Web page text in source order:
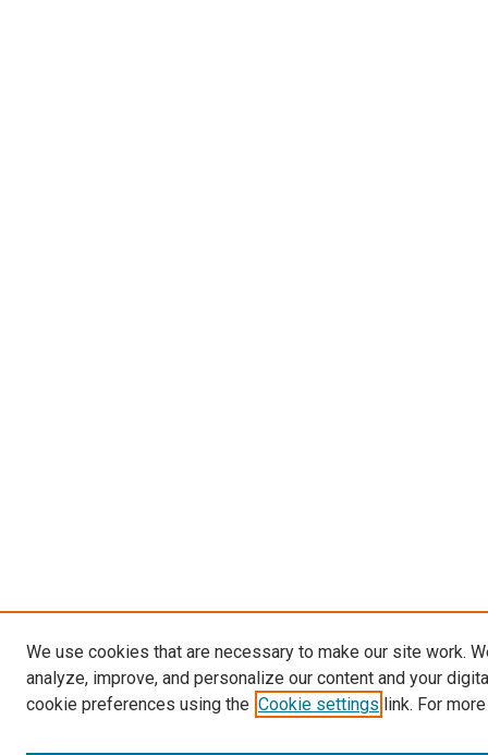
We use cookies that are necessary to make our site work.
analyze, improve, and personalize our content and your
cookie preferences using the Cookie settings link. For